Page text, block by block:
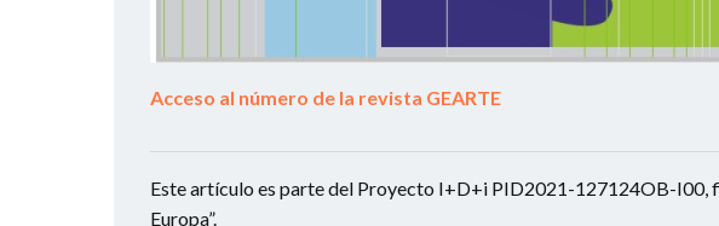
Acceso al número de la revista GEARTE
Este artículo es parte del Proyecto I+D+i PID2021-127124OB-
Europa”.